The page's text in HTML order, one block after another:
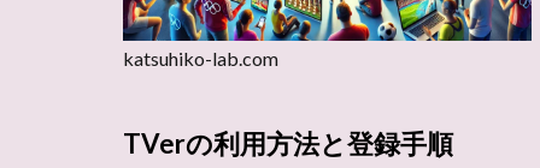
katsuhiko-lab.com
TVerの利用方法と登録手順